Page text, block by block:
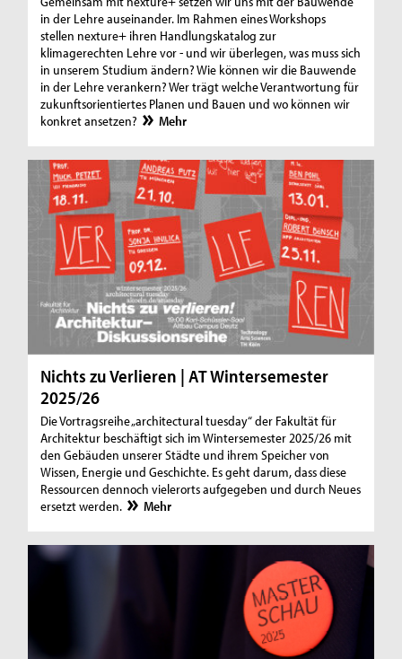
in der Lehre auseinander. Im Rahmen eines Workshops
stellen nexture+ ihren Handlungskatalog zur
klimagerechten Lehre vor - und wir überlegen, was muss sich
in unserem Studium ändern? Wie können wir die Bauwende
in der Lehre verankern? Wer trägt welche Verantwortung für
zukunftsorientiertes Planen und Bauen und wo können wir
konkret ansetzen?
Mehr
Nichts zu Verlieren | AT Wintersemester
2025/26
Die Vortragsreihe „architectural tuesday“ der Fakultät für
Architektur beschäftigt sich im Wintersemester 2025/26 mit
den Gebäuden unserer Städte und ihrem Speicher von
Wissen, Energie und Geschichte. Es geht darum, dass diese
Ressourcen dennoch vielerorts aufgegeben und durch Neues
ersetzt werden.
Mehr